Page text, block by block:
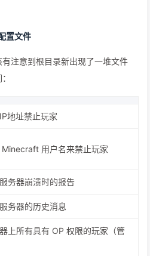
置文件
注意到根目录新出现了一堆文件
地址禁止玩家
Minecraft 用户名来禁止玩家
务器崩溃时的报告
务器的历史消息
上所有具有 OP 权限的玩家（管